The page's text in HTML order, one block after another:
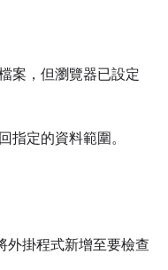
案，但瀏覽器已設定
指定的資料範圍。
外掛程式新增至要檢查